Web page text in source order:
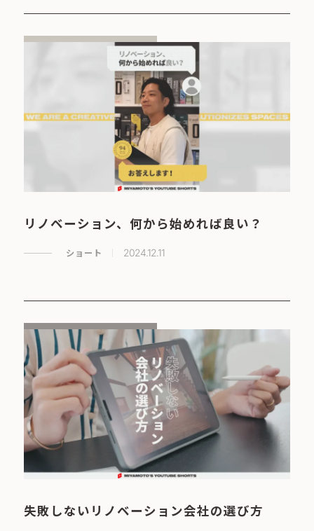
リノベーション、何から始めれば良い？
ショート 2024.12.11
失敗しないリノベーション会社の選び方